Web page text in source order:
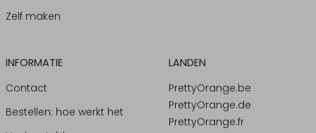
Zelf maken
INFORMATIE
Contact
Bestellen: hoe werkt het
LANDEN
PrettyOrange.be
PrettyOrange.de
PrettyOrange.fr